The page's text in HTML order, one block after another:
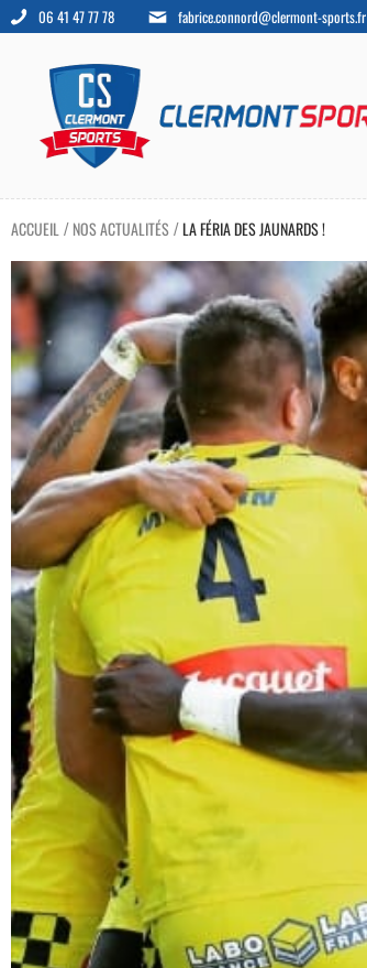
06 41 47 77 78 fabrice.connord@clermont-sports.fr
ACCUEIL / NOS ACTUALITÉS/LA FÉRIA DES JAUNARDS !